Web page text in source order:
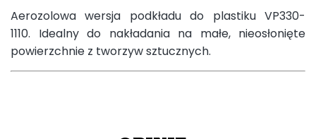
Aerozolowa wersja podkładu do plastiku VP330-
1110. Idealny do nakładania na małe, nieosłonięte
powierzchnie z tworzyw sztucznych.